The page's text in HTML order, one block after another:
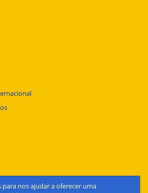
para nos ajudar a oferecer uma